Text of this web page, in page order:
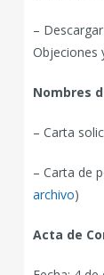
–
Objeciones
Nombres
– Carta
– Carta de
archivo)
Acta de